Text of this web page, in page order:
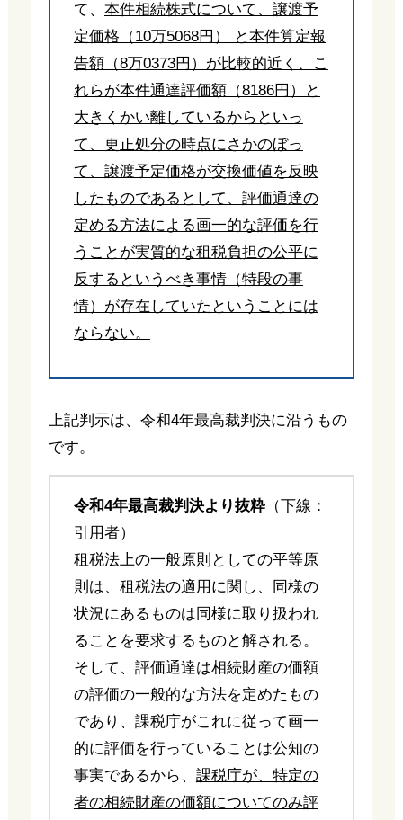
て、 本件相続株式について、譲渡予
定価格（10万5068円） と本件算定報
告額（8万0373円）が比較的近く、こ
れらが本件通達評価額（8186円）と
大きくかい離しているからといっ
て、更正処分の時点にさかのぼっ
て、譲渡予定価格が交換価値を反映
したものであるとして、評価通達の
定める方法による画一的な評価を行
うことが実質的な租税負担の公平に
反するというべき事情（特段の事
情）が存在していたということには
ならない。
上記判示は、令和4年最高裁判決に沿うもの
です。
令和4年最高裁判決より抜粋（下線：
引用者）
租税法上の一般原則としての平等原
則は、租税法の適用に関し、同様の
状況にあるものは同様に取り扱われ
ることを要求するものと解される。
そして、評価通達は相続財産の価額
の評価の一般的な方法を定めたもの
であり、課税庁がこれに従って画一
的に評価を行っていることは公知の
事実であるから、 課税庁が、特定の
者の相続財産の価額についてのみ評